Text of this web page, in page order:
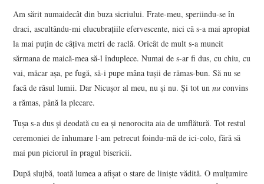
Am sărit numaidecât din buza sicriului. Frate-meu, speriindu-se în
draci, ascultându-mi elucubrațiile efervescente, nici că s-a mai apropiat
la mai puțin de câțiva metri de raclă. Oricât de mult s-a muncit
sărmana de maică-mea să-l înduplece. Numai de s-ar fi dus, cu chiu, cu
vai, măcar așa, pe fugă, să-i pupe mâna tușii de rămas-bun. Să nu se
facă de râsul lumii. Dar Nicușor al meu, nu și nu. Și tot unnu convins
a rămas, până la plecare.
Tușa s-a dus și deodată cu ea și nenorocita aia de umflătură. Tot restul
ceremoniei de înhumare l-am petrecut foindu-mă de ici-colo, fără să
mai pun piciorul în pragul bisericii.
După slujbă, toată lumea a afișat o stare de liniște vădită. O mulțumire